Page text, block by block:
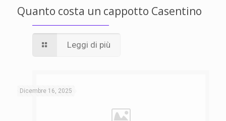
Quanto costa un cappotto Casentino
Leggi di più
Dicembre 16, 2025